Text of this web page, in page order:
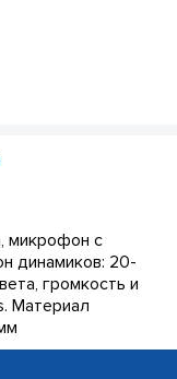
микрофон с
динамиков: 20-
громкость и
Материал